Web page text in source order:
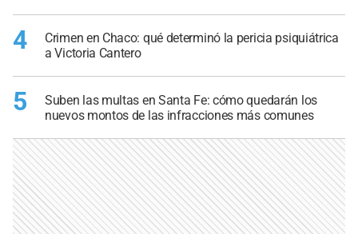
4
Crimen en Chaco: qué determinó la pericia psiquiátrica
a Victoria Cantero
5
Suben las multas en Santa Fe: cómo quedarán los
nuevos montos de las infracciones más comunes